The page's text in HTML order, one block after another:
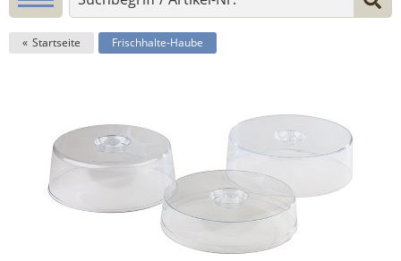
Startseite Frischhalte-Haube